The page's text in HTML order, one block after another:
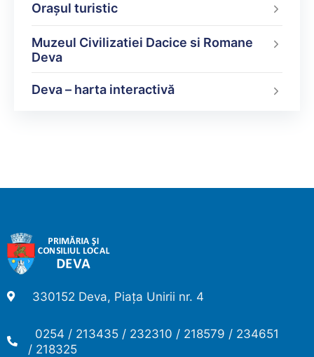
Oraşul turistic
Muzeul Civilizatiei Dacice si Romane
Deva
Deva – harta interactivă
330152 Deva, Piața Unirii nr. 4
0254 / 213435 / 232310 / 218579 / 234651
/ 218325